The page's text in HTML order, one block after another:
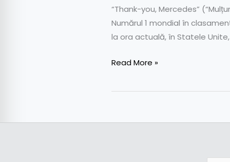
“Thank-you, Mercedes”
Numărul 1 mondial în
la ora actuală, în Statele
Read More »